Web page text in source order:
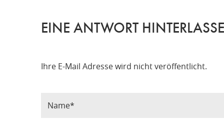
EINE ANTWORT
Ihre E-Mail Adresse wird nicht veröffentlicht.